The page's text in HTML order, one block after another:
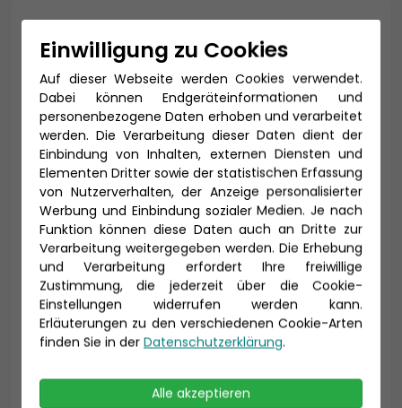
Titel
Vorname * Nachname *
E-Mail *
Einwilligung zu Cookies
Auf dieser Webseite werden Cookies verwendet.
Dabei können Endgeräteinformationen und
personenbezogene Daten erhoben und verarbeitet
werden. Die Verarbeitung dieser Daten dient der
Einbindung von Inhalten, externen Diensten und
Elementen Dritter sowie der statistischen Erfassung
von Nutzerverhalten, der Anzeige personalisierter
Werbung und Einbindung sozialer Medien. Je nach
Funktion können diese Daten auch an Dritte zur
Verarbeitung weitergegeben werden. Die Erhebung
und Verarbeitung erfordert Ihre freiwillige
Zustimmung, die jederzeit über die Cookie-
Einstellungen widerrufen werden kann.
Erläuterungen zu den verschiedenen Cookie-Arten
finden Sie in der Datenschutzerklärung.
Alle akzeptieren